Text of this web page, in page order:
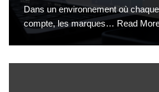
Dans un environnement où
compte, les marques… Read